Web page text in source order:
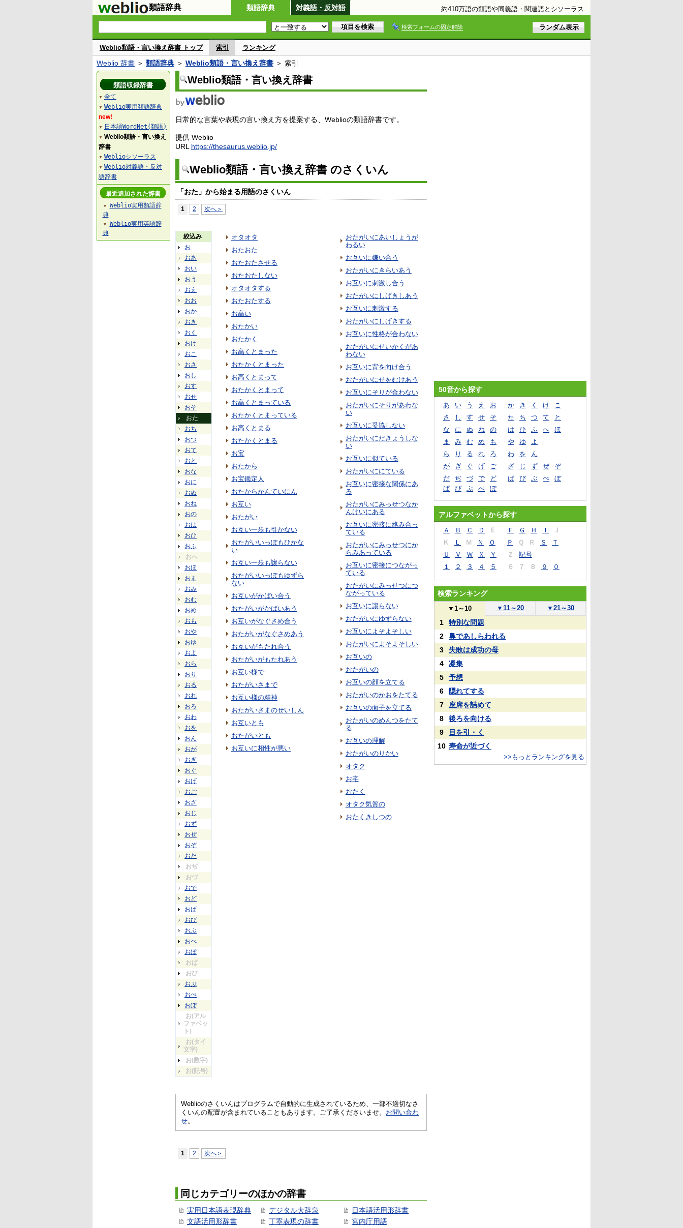
類語辞典 類語辞典 対義語・反対語 約410万語の類語や同義語・関連語とシソーラス
検索フォームの固定解除
Weblio類語・言い換え辞書 トップ 索引 ランキング
Weblio 辞書 ＞ 類語辞典 ＞ Weblio類語・言い換え辞書 ＞ 索引
Weblio類語・言い換え辞書
日常的な言葉や表現の言い換え方を提案する、Weblioの類語辞書です。
提供 Weblio
URL https://thesaurus.weblio.jp/
Weblio類語・言い換え辞書 のさくいん
「おた」から始まる用語のさくいん
1 2 次へ＞
絞込み
お
おあ
おい
おう
おえ
おお
おか
おき
おく
おけ
おこ
おさ
おし
おす
おせ
おそ
おた
おち
おつ
おて
おと
おな
おに
おぬ
おね
おの
おは
おひ
おふ
おへ
おほ
おま
おみ
おむ
おめ
おも
おや
おゆ
およ
おら
おり
おる
おれ
おろ
おわ
おを
おん
おが
おぎ
おぐ
おげ
おご
おざ
おじ
おず
おぜ
おぞ
おだ
おぢ
おづ
おで
おど
おば
おび
おぶ
おべ
おぼ
おぱ
おぴ
おぷ
おぺ
おぽ
お(アル
ファベッ
ト)
お(タイ
文字)
お(数字)
お(記号)
オタオタ
おたおた
おたおたさせる
おたおたしない
オタオタする
おたおたする
お高い
おたかい
おたかく
お高くとまった
おたかくとまった
お高くとまって
おたかくとまって
お高くとまっている
おたかくとまっている
お高くとまる
おたかくとまる
お宝
おたから
お宝鑑定人
おたからかんていにん
お互い
おたがい
お互い一歩も引かない
おたがいいっぽもひかな
い
お互い一歩も譲らない
おたがいいっぽもゆずら
ない
お互いがかばい合う
おたがいがかばいあう
お互いがなぐさめ合う
おたがいがなぐさめあう
お互いがもたれ合う
おたがいがもたれあう
お互い様で
おたがいさまで
お互い様の精神
おたがいさまのせいしん
お互いとも
おたがいとも
お互いに相性が悪い
おたがいにあいしょうが
わるい
お互いに嫌い合う
おたがいにきらいあう
お互いに刺激し合う
おたがいにしげきしあう
お互いに刺激する
おたがいにしげきする
お互いに性格が合わない
おたがいにせいかくがあ
わない
お互いに背を向け合う
おたがいにせをむけあう
お互いにそりが合わない
おたがいにそりがあわな
い
お互いに妥協しない
おたがいにだきょうしな
い
お互いに似ている
おたがいににている
お互いに密接な関係にあ
る
おたがいにみっせつなか
んけいにある
お互いに密接に絡み合っ
ている
おたがいにみっせつにか
らみあっている
お互いに密接につながっ
ている
おたがいにみっせつにつ
ながっている
お互いに譲らない
おたがいにゆずらない
お互いによそよそしい
おたがいによそよそしい
お互いの
おたがいの
お互いの顔を立てる
おたがいのかおをたてる
お互いの面子を立てる
おたがいのめんつをたて
る
お互いの理解
おたがいのりかい
オタク
お宅
おたく
オタク気質の
おたくきしつの
Weblioのさくいんはプログラムで自動的に生成されているため、一部不適切なさ
くいんの配置が含まれていることもあります。ご了承くださいませ。 お問い合わ
せ。
1 2 次へ＞
同じカテゴリーのほかの辞書
実用日本語表現辞典
文語活用形辞書
デジタル大辞泉
丁寧表現の辞書
日本語活用形辞書
宮内庁用語
類語収録辞書
▼ 全て
▼ Weblio実用類語辞典
new!
▼ 日本語WordNet(類語)
▼ Weblio類語・言い換え
辞書
▼ Weblioシソーラス
▼ Weblio対義語・反対
語辞書
最近追加された辞書
▼
Weblio実用類語辞
典
▼
Weblio実用英語辞
典
50音から探す
あ い う え お か き く け
こ
さ
し す せ そ た ち つ て
と
な
に ぬ ね の は ひ ふ へ
ほ
ま
み む め も や ゆ
よ
ら
り る れ ろ わ を
ん
が
ぎ ぐ げ ご ざ じ ず ぜ
ぞ
だ
ぢ づ で ど ば び ぶ べ
ぼ
ぱ
ぴ ぷ ぺ ぽ
アルファベットから探す
Ａ Ｂ Ｃ Ｄ Ｅ Ｆ Ｇ Ｈ Ｉ
Ｊ
Ｋ
Ｌ Ｍ Ｎ Ｏ Ｐ Ｑ Ｒ Ｓ
Ｔ
Ｕ
Ｖ Ｗ Ｘ Ｙ Ｚ
記号
１
２ ３ ４ ５ ６ ７ ８ ９ ０
検索ランキング
▼ 1～10 ▼ 11～20 ▼ 21～30
1
特別な問題
2
鼻であしらわれる
3
失敗は成功の母
4
凝集
5
予想
6
隠れてする
7
座席を詰めて
8
後ろを向ける
9
目を引・く
10 寿命が近づく
>>もっとランキングを見る